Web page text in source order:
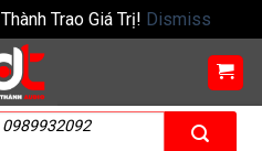
Trao Giá Trị! Dismiss